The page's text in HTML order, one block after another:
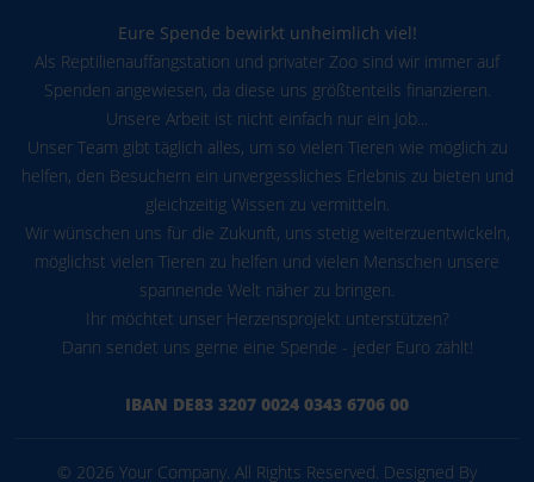
Eure Spende bewirkt unheimlich viel!
Als Reptilienauffangstation und privater Zoo sind wir immer auf
Spenden angewiesen, da diese uns größtenteils finanzieren.
Unsere Arbeit ist nicht einfach nur ein Job...
Unser Team gibt täglich alles, um so vielen Tieren wie möglich zu
helfen, den Besuchern ein unvergessliches Erlebnis zu bieten und
gleichzeitig Wissen zu vermitteln.
Wir wünschen uns für die Zukunft, uns stetig weiterzuentwickeln,
möglichst vielen Tieren zu helfen und vielen Menschen unsere
spannende Welt näher zu bringen.
Ihr möchtet unser Herzensprojekt unterstützen?
Dann sendet uns gerne eine Spende - jeder Euro zählt!
IBAN DE83 3207 0024 0343 6706 00
© 2026 Your Company. All Rights Reserved. Designed By